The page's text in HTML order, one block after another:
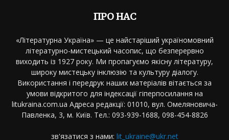
ПРО НАС
«Літературна Україна» — це найстаріший україномовний
літературно-мистецький часопис, що безперервно
виходить із 1927 року. Ми пропагуємо якісну літературу,
широку мистецьку інклюзію та культуру діалогу.
Використання і передрук наших матеріалів вітається за
умови відкритого для індексації гіперпосилання на
litukraina.com.ua Адреса редакції: 01010, вул. Омеляновича-
Павленка, 3, м. Київ. Тел.: 093-939-1688, 098-454-8826
зв'язатися з нами: lit_ukraine@ukr.net